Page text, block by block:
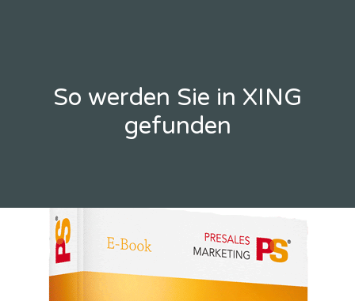
So werden Sie in XING
gefunden